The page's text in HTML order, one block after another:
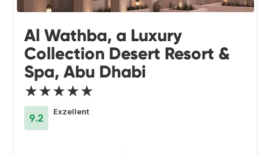
Al Wathba, a Luxury
Collection Desert Resort &
Spa, Abu Dhabi
★★★★★
9.2
Exzellent